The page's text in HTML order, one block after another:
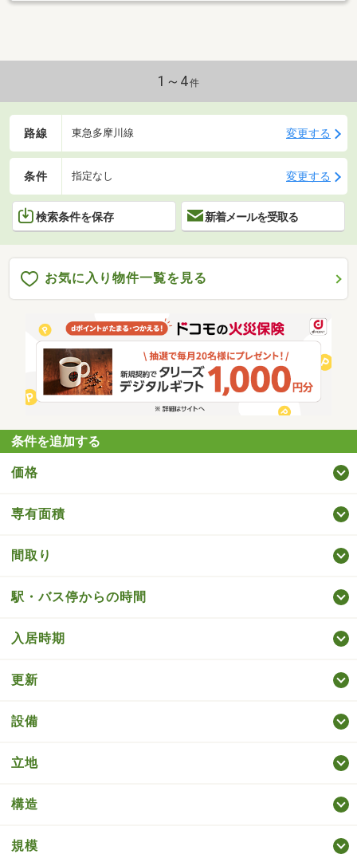
1～4件
路線 東急多摩川線 変更する
条件 指定なし 変更する
検索条件を保存 新着メールを受取る
お気に入り物件一覧を見る
条件を追加する
価格
専有面積
間取り
駅・バス停からの時間
入居時期
更新
設備
立地
構造
規模